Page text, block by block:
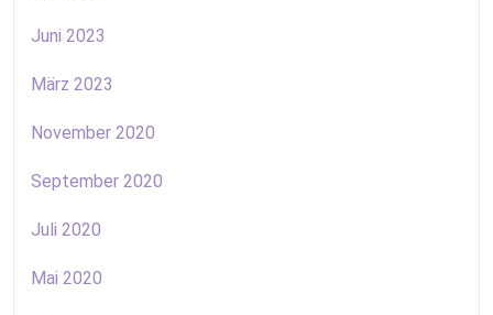
Juni 2023
März 2023
November 2020
September 2020
Juli 2020
Mai 2020